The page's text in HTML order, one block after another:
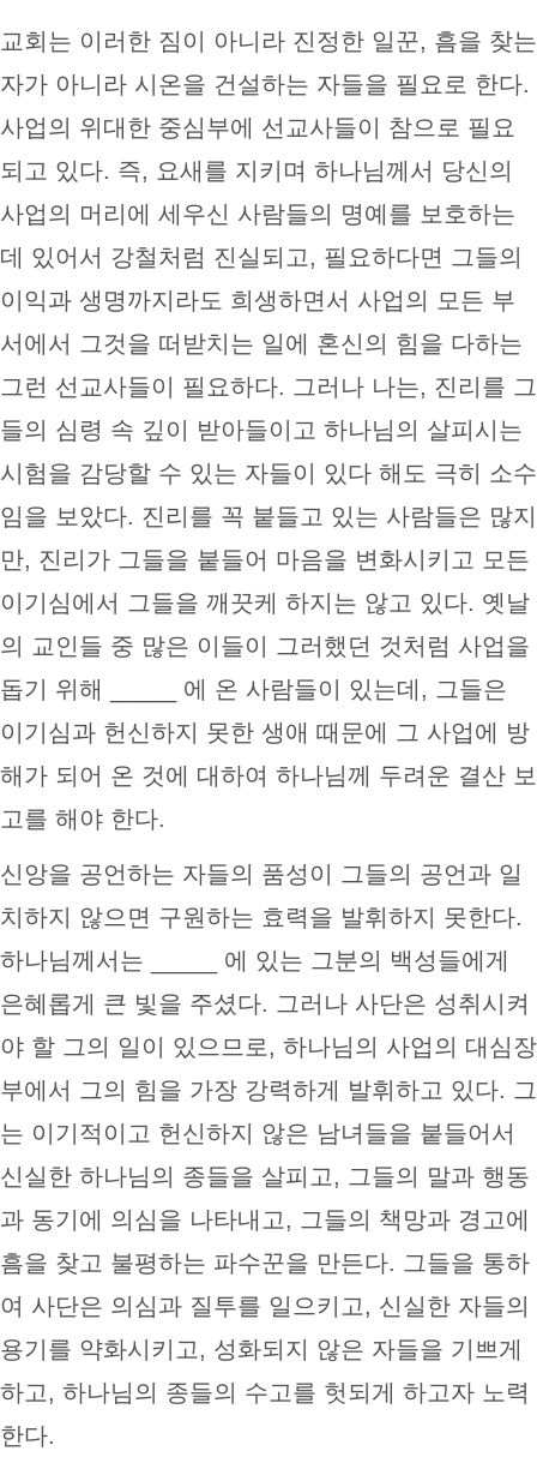
교회는 이러한 짐이 아니라 진정한 일꾼, 흠을 찾는
자가 아니라 시온을 건설하는 자들을 필요로 한다.
사업의 위대한 중심부에 선교사들이 참으로 필요
되고 있다. 즉, 요새를 지키며 하나님께서 당신의
사업의 머리에 세우신 사람들의 명예를 보호하는
데 있어서 강철처럼 진실되고, 필요하다면 그들의
이익과 생명까지라도 희생하면서 사업의 모든 부
서에서 그것을 떠받치는 일에 혼신의 힘을 다하는
그런 선교사들이 필요하다. 그러나 나는, 진리를 그
들의 심령 속 깊이 받아들이고 하나님의 살피시는
시험을 감당할 수 있는 자들이 있다 해도 극히 소수
임을 보았다. 진리를 꼭 붙들고 있는 사람들은 많지
만, 진리가 그들을 붙들어 마음을 변화시키고 모든
이기심에서 그들을 깨끗케 하지는 않고 있다. 옛날
의 교인들 중 많은 이들이 그러했던 것처럼 사업을
돕기 위해 _____ 에 온 사람들이 있는데, 그들은
이기심과 헌신하지 못한 생애 때문에 그 사업에 방
해가 되어 온 것에 대하여 하나님께 두려운 결산 보
고를 해야 한다.
신앙을 공언하는 자들의 품성이 그들의 공언과 일
치하지 않으면 구원하는 효력을 발휘하지 못한다.
하나님께서는 _____ 에 있는 그분의 백성들에게
은혜롭게 큰 빛을 주셨다. 그러나 사단은 성취시켜
야 할 그의 일이 있으므로, 하나님의 사업의 대심장
부에서 그의 힘을 가장 강력하게 발휘하고 있다. 그
는 이기적이고 헌신하지 않은 남녀들을 붙들어서
신실한 하나님의 종들을 살피고, 그들의 말과 행동
과 동기에 의심을 나타내고, 그들의 책망과 경고에
흠을 찾고 불평하는 파수꾼을 만든다. 그들을 통하
여 사단은 의심과 질투를 일으키고, 신실한 자들의
용기를 약화시키고, 성화되지 않은 자들을 기쁘게
하고, 하나님의 종들의 수고를 헛되게 하고자 노력
한다.